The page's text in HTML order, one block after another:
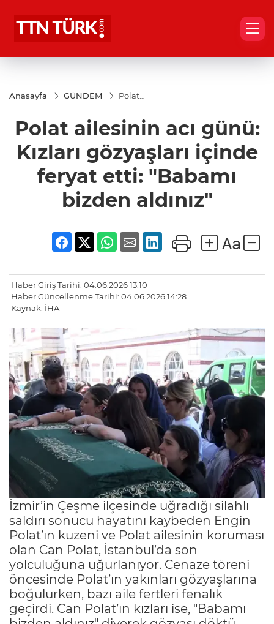
Anasayfa GÜNDEM
Polat
Kızları
gözyaşları
feryat etti:
"Babamı
bizden
aldınız"
Polat ailesinin acı günü:
Kızları gözyaşları içinde
feryat etti: "Babamı
bizden aldınız"
Haber Giriş Tarihi: 04.06.2026 13:10
Haber Güncellenme Tarihi: 04.06.2026 14:28
Kaynak: İHA
İzmir’in Çeşme ilçesinde uğradığı silahlı
saldırı sonucu hayatını kaybeden Engin
Polat’ın kuzeni ve Polat ailesinin koruması
olan Can Polat, İstanbul’da son
yolculuğuna uğurlanıyor. Cenaze töreni
öncesinde Polat’ın yakınları gözyaşlarına
boğulurken, bazı aile fertleri fenalık
geçirdi. Can Polat’ın kızları ise, "Babamı